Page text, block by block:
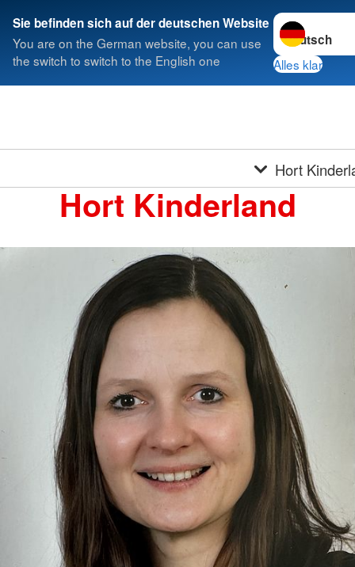
Sie befinden sich auf der deutschen Website
You are on the German website, you can use
the switch to switch to the English one
Sprache
Alles klar
Hort
Hort Kinderland